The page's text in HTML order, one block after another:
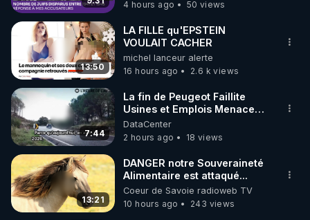
code : REGENERE10
▶ 30 jours gratuit sur l’application de méditation et
de bien-être ENVOL :
Rendez-vous sur https://www.envol.app/code
le code : REGENERE
4 hours ago
50 views
13:50
LA FILLE qu'EPSTEIN
VOULAIT CACHER
michel lanceur alerte
16 hours ago
2.6 k views
7:44
La fin de Peugeot Faillite
Usines et Emplois Menacees
- L'heure de l'auto
DataCenter
2 hours ago
18 views
13:21
DANGER notre Souveraineté
Alimentaire est attaqué...
Coeur de Savoie radioweb TV
10 hours ago
243 views